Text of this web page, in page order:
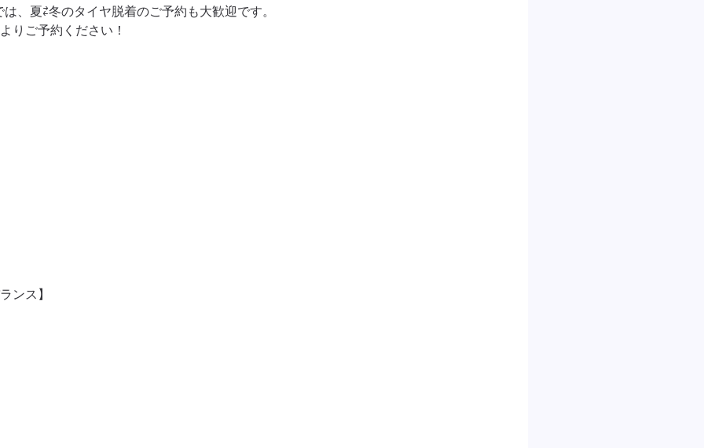
、夏⇄冬のタイヤ脱着のご予約も大歓迎です。
りご予約ください！
ンス】